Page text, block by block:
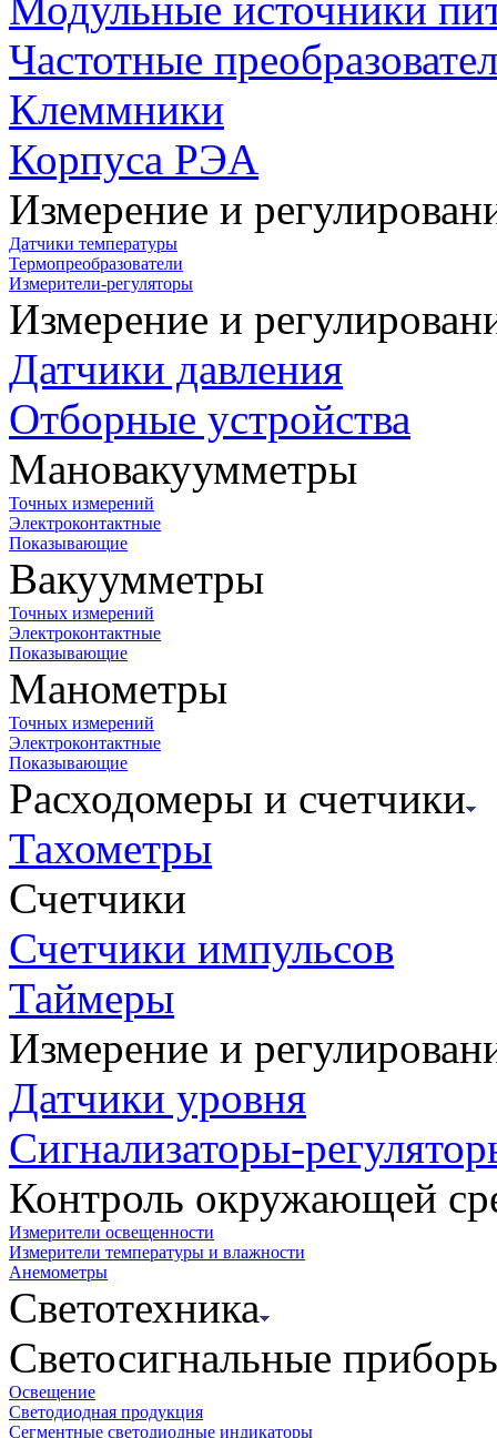
Модульные источники
Частотные
Клеммники
Корпуса РЭА
Измерение и
Датчики температуры
Термопреобразователи
Измерители-регуляторы
Измерение и
Датчики давления
Отборные устройства
Мановакуумметры
Точных измерений
Электроконтактные
Показывающие
Вакуумметры
Точных измерений
Электроконтактные
Показывающие
Манометры
Точных измерений
Электроконтактные
Показывающие
Расходомеры и счетчики
Тахометры
Счетчики
Счетчики импульсов
Таймеры
Измерение и
Датчики уровня
Сигнализаторы-
Контроль окружающей
Измерители освещенности
Измерители температуры и влажности
Анемометры
Светотехника
Светосигнальные
Освещение
Светодиодная продукция
Сегментные светодиодные индикаторы